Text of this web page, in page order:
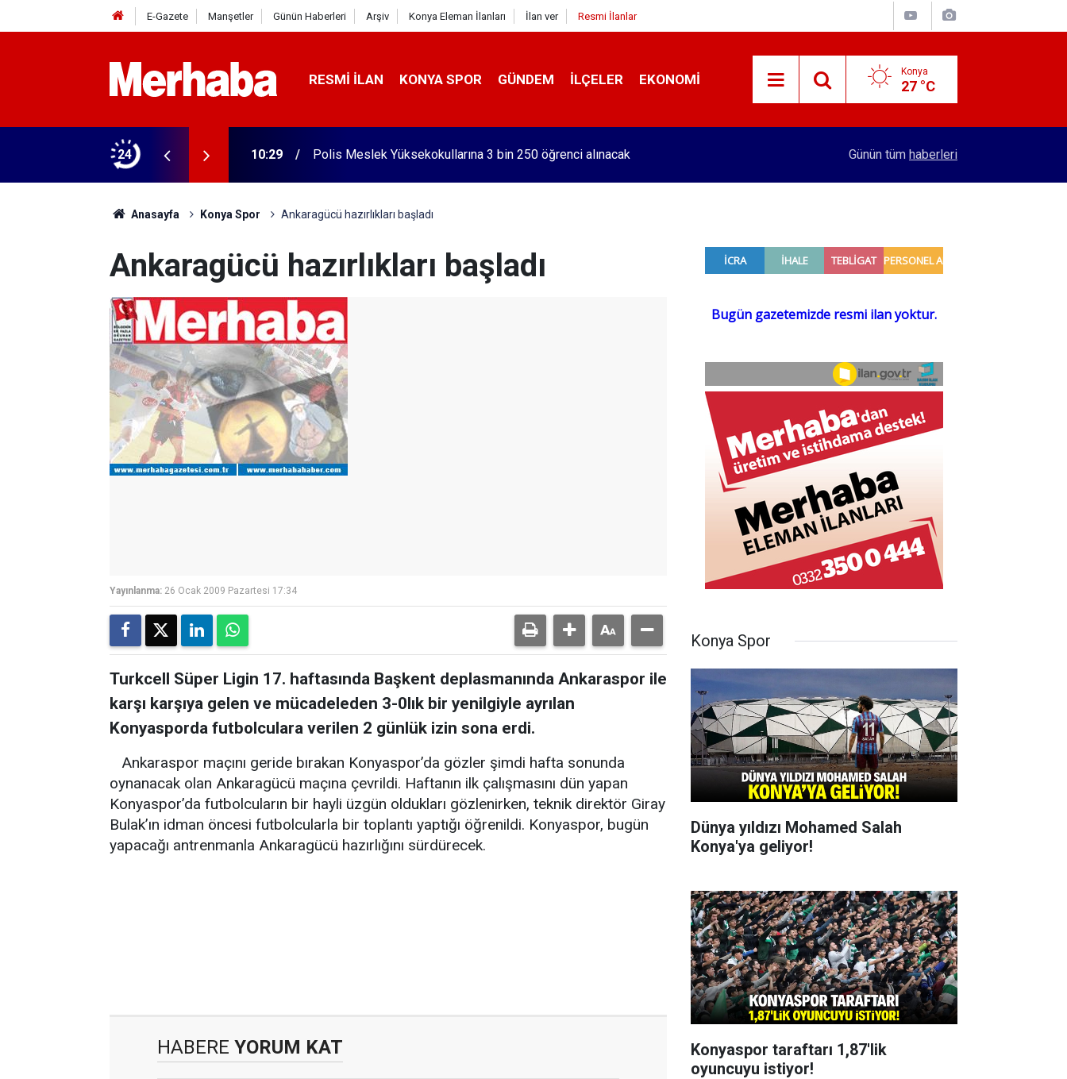
E-Gazete Manşetler Günün Haberleri Arşiv Konya Eleman İlanları İlan ver Resmi İlanlar
RESMI İLAN KONYA SPOR GÜNDEM İLÇELER EKONOMI Konya
27 °C
24 10:29 Polis Meslek Yüksekokullarına 3 bin 250 öğrenci alınacak YENİ Parti’nin Konya’daki ilk ilçe başkanı belli
Günün tüm haberleri
Anasayfa Konya Spor Ankaragücü hazırlıkları başladı
Ankaragücü hazırlıkları başladı
Yayınlanma: 26 Ocak 2009 Pazartesi 17:34
Turkcell Süper Ligin 17. haftasında Başkent deplasmanında Ankaraspor ile
karşı karşıya gelen ve mücadeleden 3-0lık bir yenilgiyle ayrılan
Konyasporda futbolculara verilen 2 günlük izin sona erdi.
Ankaraspor maçını geride bırakan Konyaspor’da gözler şimdi hafta sonunda
oynanacak olan Ankaragücü maçına çevrildi. Haftanın ilk çalışmasını dün yapan
Konyaspor’da futbolcuların bir hayli üzgün oldukları gözlenirken, teknik direktör Giray
Bulak’ın idman öncesi futbolcularla bir toplantı yaptığı öğrenildi. Konyaspor, bugün
yapacağı antrenmanla Ankaragücü hazırlığını sürdürecek.
HABERE YORUM KAT
Konya Spor
Dünya yıldızı Mohamed Salah
Konya'ya geliyor!
Konyaspor taraftarı 1,87'lik
oyuncuyu istiyor!